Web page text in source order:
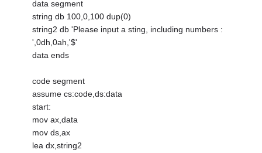
data segment
string db 100,0,100 dup(0)
string2 db 'Please input a sting, including numbers :
',0dh,0ah,'$'
data ends
code segment
assume cs:code,ds:data
start:
mov ax,data
mov ds,ax
lea dx,string2